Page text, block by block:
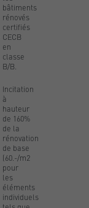
bâtiments
rénovés
certifiés
CECB
en
classe
B/B.
Incitation
à
hauteur
de 160%
de la
rénovation
de base
(60.-/m2
pour
les
éléments
individuels